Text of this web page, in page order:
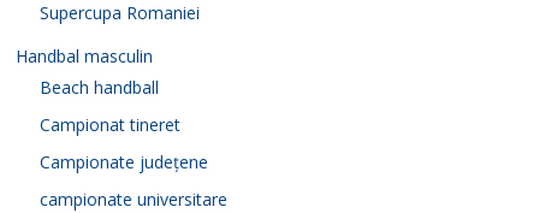
Supercupa Romaniei
Handbal masculin
Beach handball
Campionat tineret
Campionate județene
campionate universitare